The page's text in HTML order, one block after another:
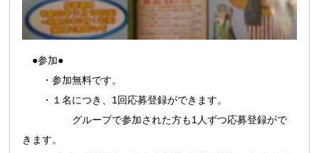
●参加●
・参加無料です。
・１名につき、1回応募登録ができます。
グループで参加された方も1人ずつ応募登録がで
きます。